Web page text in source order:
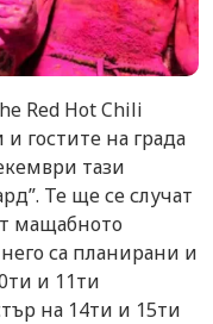
Red Hot Chili
гостите на града
тази
Те ще се случат
мащабното
са планирани и
и 11ти
на 14ти и 15ти